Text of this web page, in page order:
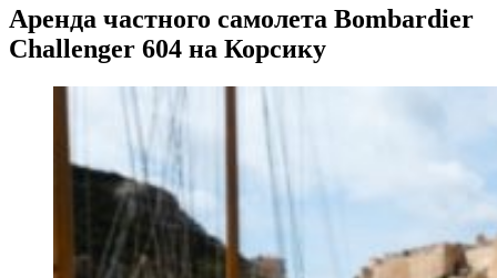
Аренда частного самолета Bombardier
Challenger 604 на Корсику